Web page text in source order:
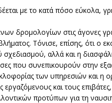
με το κατά πόσο εύκολα,
δρομολογίων στις άγονες
Τόνισε, επίσης, ότι ο
αλλά και η
που συνεπικουρούν στην
των υπηρεσιών και η
και τους επιβάτες,
προτύπων για τη